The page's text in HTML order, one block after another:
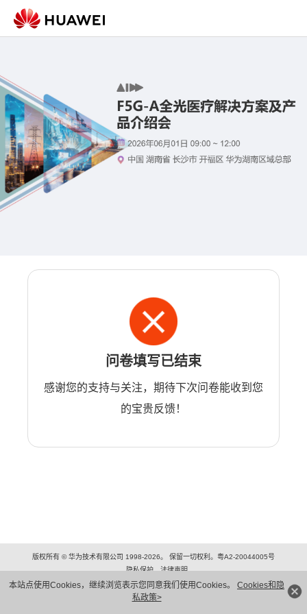
本站点使用Cookies，继续浏览表示您同意我们使用Cookies。 Cookies和隐
私政策>
问卷填写已结束
感谢您的支持与关注，期待下次问卷能收到您
的宝贵反馈！
版权所有 © 华为技术有限公司 1998-2026。 保留一切权利。粤A2-20044005号
隐私保护
法律声明